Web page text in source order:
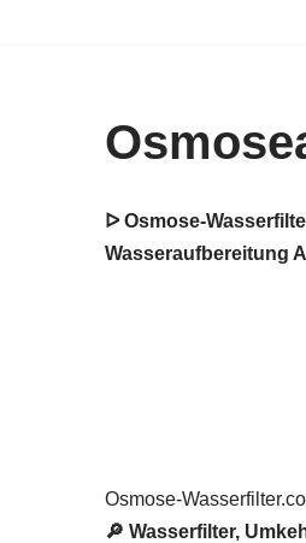
ᐅ Osmose-
Wasseraufbereitung
Osmose-
🔎 Wasserfilter,